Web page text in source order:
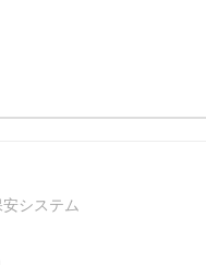
システム